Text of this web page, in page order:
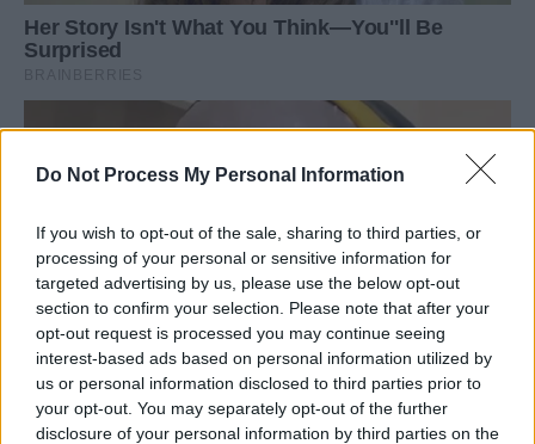
Do Not Process My Personal Information
If you wish to opt-out of the sale, sharing to third parties, or
processing of your personal or sensitive information for
targeted advertising by us, please use the below opt-out
section to confirm your selection. Please note that after your
opt-out request is processed you may continue seeing
interest-based ads based on personal information utilized by
us or personal information disclosed to third parties prior to
your opt-out. You may separately opt-out of the further
disclosure of your personal information by third parties on the